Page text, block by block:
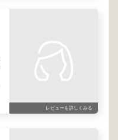
レビューを詳しくみる